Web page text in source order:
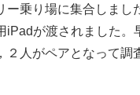
乗り場に集合しまし
が渡されました
人がペアとなって